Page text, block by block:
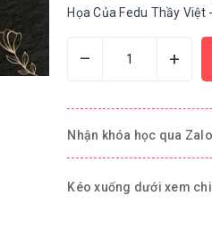
Họa Của Fedu Thầy Việt
– +
Nhận khóa học qua
Kéo xuống dưới xem